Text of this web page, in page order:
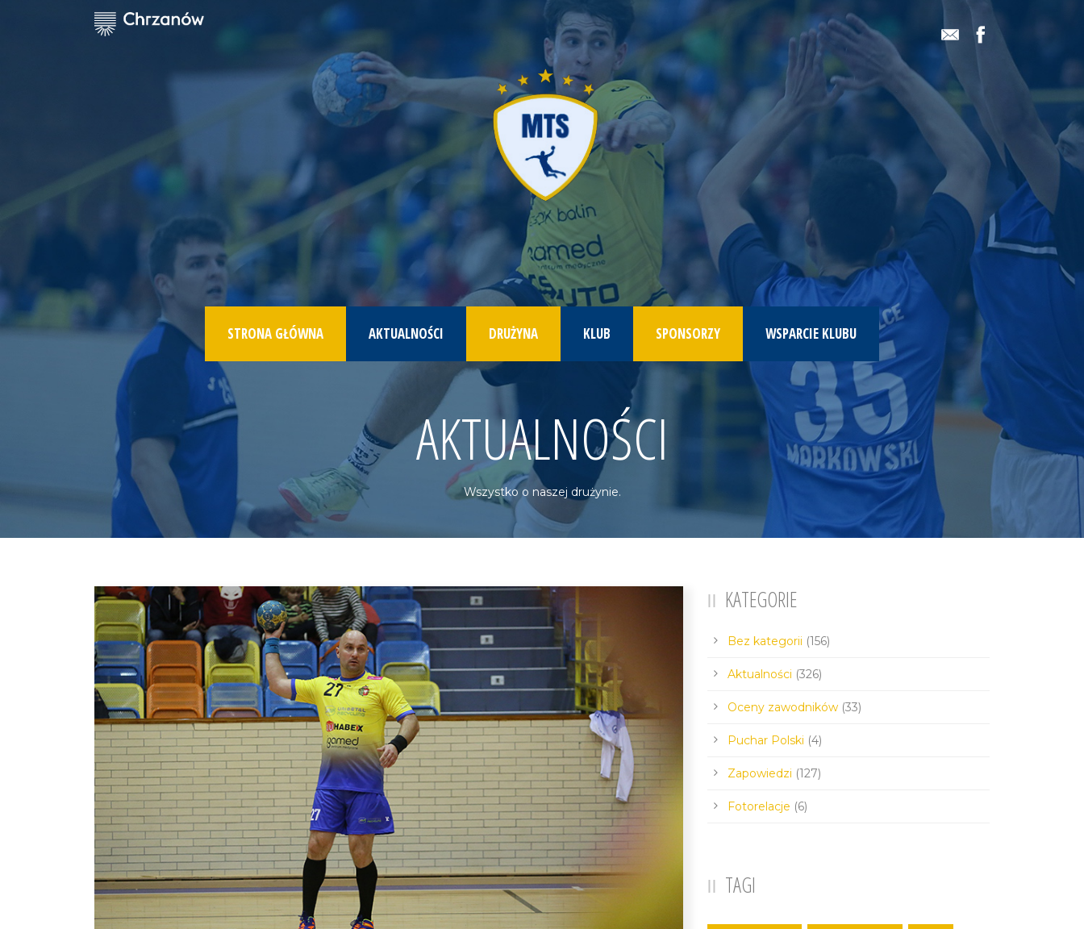
STRONA GŁÓWNA AKTUALNOŚCI DRUŻYNA KLUB SPONSORZY WSPARCIE KLUBU
AKTUALNOŚCI
Wszystko o naszej drużynie.
KATEGORIE
Bez kategorii (156)
Aktualności (326)
Oceny zawodników (33)
Puchar Polski (4)
Zapowiedzi (127)
Fotorelacje (6)
TAGI